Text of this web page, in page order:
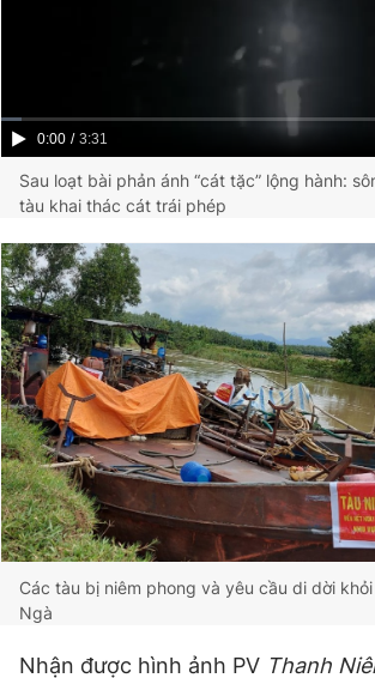
Phó tổng biên tập: Lâm Hiếu Dũng
Phó tổng biên tập: Trần Việt Hưng
Giấy phép xuất bản số 110/GP - BTTTT cấp
chép dưới mọi hình thức nếu không có sự
bản. Phát triển bởi ePi Technologies, JSC.
Current
Time
0:00 / Duration
3:31
Sau loạt bài phản ánh “cát tặc” lộng hành:
tàu khai thác cát trái phép
Các tàu bị niêm phong và yêu cầu di dời
Ngà
Nhận được hình ảnh PV Thanh